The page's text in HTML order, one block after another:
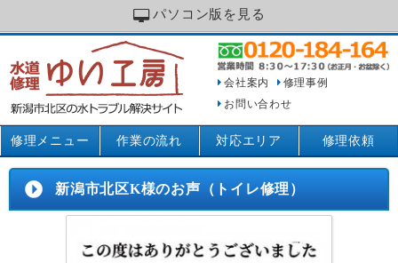
パソコン版を見る
会社案内
修理事例
お問い合わせ
修理メニュー 作業の流れ 対応エリア 修理依頼
新潟市北区K様のお声（トイレ修理）